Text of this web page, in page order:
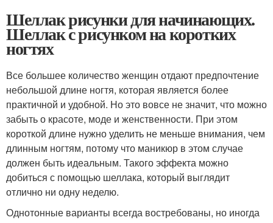
Шеллак рисунки для начинающих.
Шеллак с рисунком на коротких
ногтях
Все большее количество женщин отдают предпочтение
небольшой длине ногтя, которая является более
практичной и удобной. Но это вовсе не значит, что можно
забыть о красоте, моде и женственности. При этом
короткой длине нужно уделить не меньше внимания, чем
длинным ногтям, потому что маникюр в этом случае
должен быть идеальным. Такого эффекта можно
добиться с помощью шеллака, который выглядит
отлично ни одну неделю.
Однотонные варианты всегда востребованы, но иногда